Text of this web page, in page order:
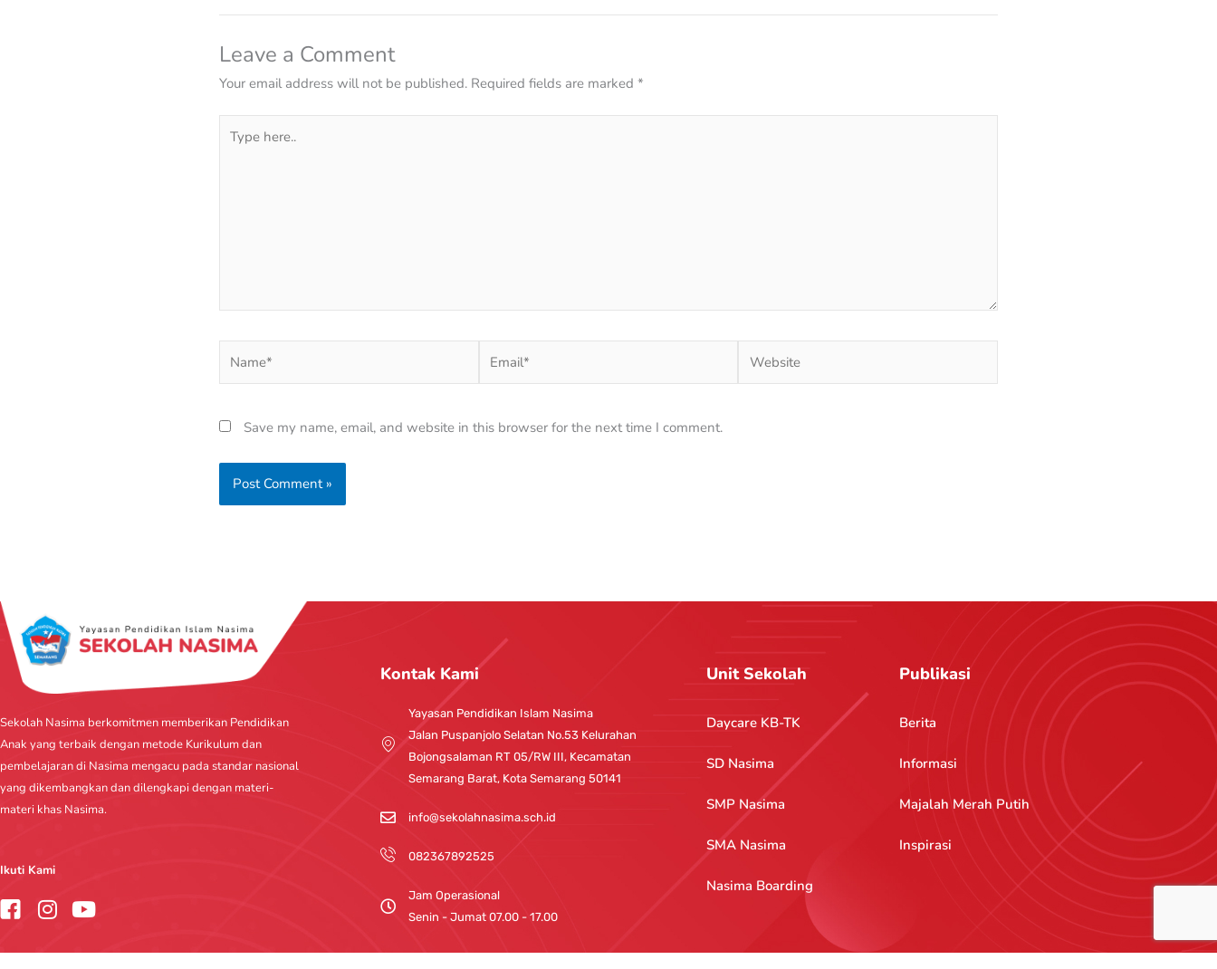
Leave a Comment
Your email address will not be published. Required fields are marked *
here..
Save my name, email, and website in this browser for the next time I comment.
Sekolah Nasima berkomitmen memberikan Pendidikan
Anak yang terbaik dengan metode Kurikulum dan
pembelajaran di Nasima mengacu pada standar nasional
yang dikembangkan dan dilengkapi dengan materi-
materi khas Nasima.
Ikuti Kami
I
s
Y
u
Kontak Kami
Yayasan Pendidikan Islam Nasima
Jalan Puspanjolo Selatan No.53 Kelurahan
Bojongsalaman RT 05/RW III, Kecamatan
Semarang Barat, Kota Semarang 50141
info@sekolahnasima.sch.id
082367892525
Jam Operasional
Senin - Jumat 07.00 - 17.00
Unit Sekolah
Daycare KB-TK
SD Nasima
SMP Nasima
SMA Nasima
Nasima Boarding
Publikasi
Berita
Informasi
Majalah Merah Putih
Inspirasi